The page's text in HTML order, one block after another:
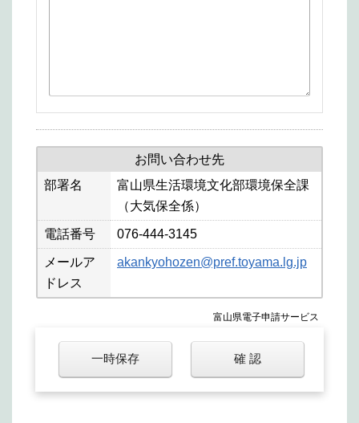
一時保存 確 認
お問い合わせ先
部署名
富山県生活環境文化部環境保全課
（大気保全係）
電話番号 076-444-3145
メールア
ドレス
akankyohozen@pref.toyama.lg.jp
富山県電子申請サービス